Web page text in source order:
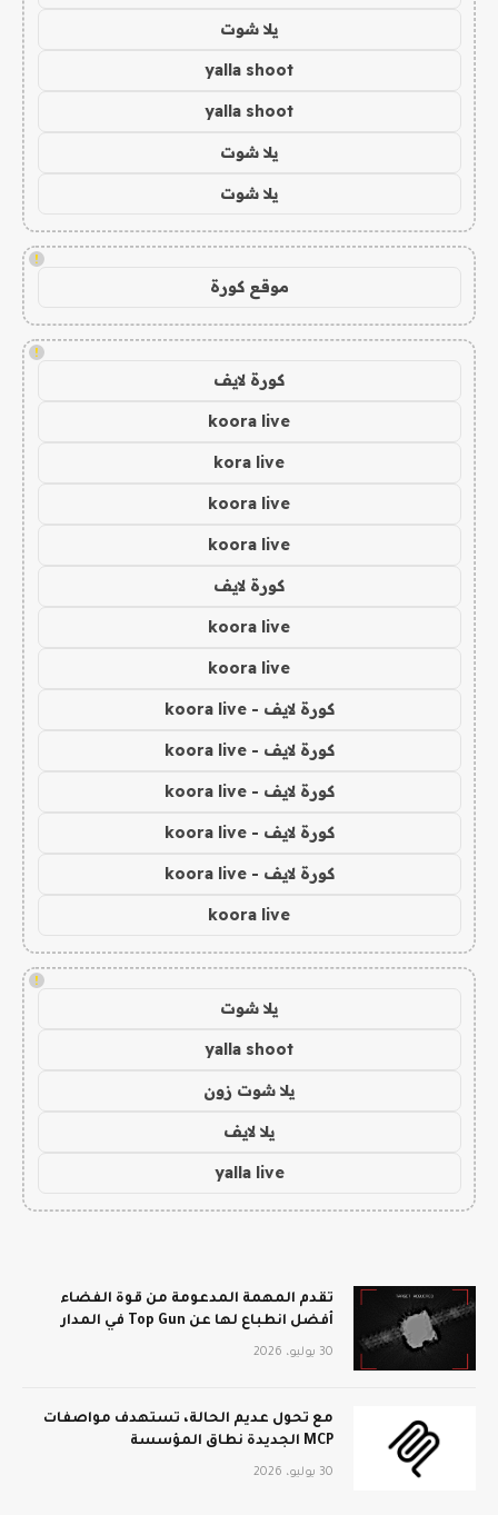
يلا شوت
yalla shoot
yalla shoot
يلا شوت
يلا شوت
!
موقع كورة
!
كورة لايف
koora live
kora live
koora live
koora live
كورة لايف
koora live
koora live
كورة لايف - koora live
كورة لايف - koora live
كورة لايف - koora live
كورة لايف - koora live
كورة لايف - koora live
koora live
!
يلا شوت
yalla shoot
يلا شوت زون
يلا لايف
yalla live
تقدم المهمة المدعومة من قوة الفضاء
أفضل انطباع لها عن Top Gun في المدار
30 يوليو، 2026
مع تحول عديم الحالة، تستهدف مواصفات
MCP الجديدة نطاق المؤسسة
30 يوليو، 2026